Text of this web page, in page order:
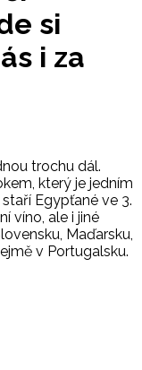
si
i za
trochu dál.
který je jedním
Egypťané ve 3.
víno, ale i jiné
Maďarsku,
v Portugalsku.